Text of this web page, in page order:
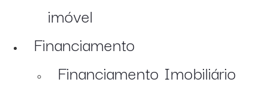
imóvel
Financiamento
Financiamento Imobiliário